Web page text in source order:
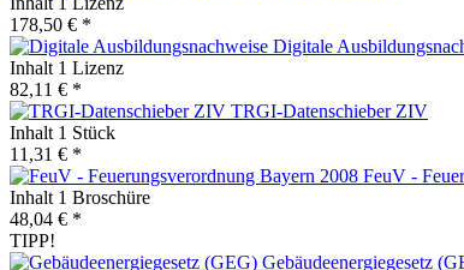
178,50 € *
Digitale
Inhalt 1 Lizenz
82,11 € *
TRGI-Datenschieber ZIV
Inhalt 1 Stück
11,31 € *
FeuV -
Inhalt 1 Broschüre
48,04 € *
TIPP!
Gebäudeenergiegesetz